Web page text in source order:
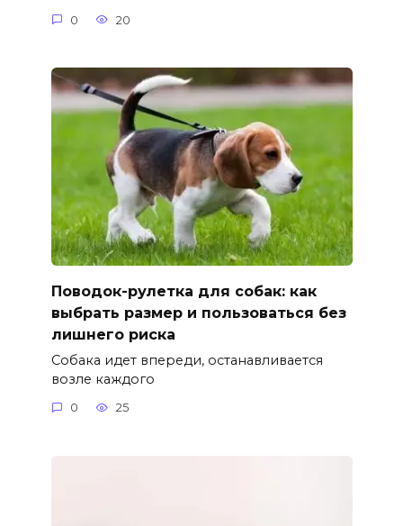
0 20
Поводок-рулетка для собак: как
выбрать размер и пользоваться без
лишнего риска
Собака идет впереди, останавливается
возле каждого
0 25